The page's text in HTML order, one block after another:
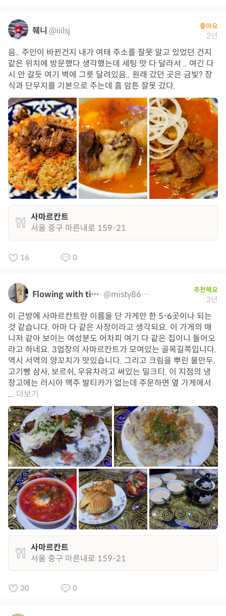
줴니 @iiilsj 좋아요
2년
음.. 주인이 바뀐건지 내가 여태 주소를 잘못 알고 있었던 건지
같은 위치에 방문했다 생각했는데 세팅 맛 다 달라서 .. 여긴 다
시 안 갈듯 여기 벽에 그릇 달려있음.. 원래 갔던 곳은 금빛? 장
식과 단무지를 기본으로 주는데 흠 암튼 잘못 갔다.
사마르칸트
서울 중구 마른내로 159-21
16 0
Flowing with time @misty8628 추천해요
3년
이 근방에 사마르칸트란 이름을 단 가게만 한 5-6곳이나 되는
것 같습니다. 아마 다 같은 사장이라고 생각되요. 이 가게의 매
니저 같아 보이는 여성분도 어차피 여기 다 같은 집이니 들어오
라고 하네요. 3업장의 사마르칸트가 모여있는 골목길쪽입니다.
역시 서역의 양꼬치가 맛있습니다. 그리고 크림을 뿌린 물만두,
고기빵 삼사, 보르쉬, 우유차라고 써있는 밀크티. 이 지점의 냉
장고에는 러시아 맥주 발티카가 없는데 주문하면 옆 가게에서
... 더보기
사마르칸트
서울 중구 마른내로 159-21
30 0